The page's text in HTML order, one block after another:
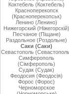
Коктебель (Коктебель)
Красноперекопск
(Красноперекопськ)
Ленино (Ленино)
Нижегорский (Нiжегорскiй)
Песчаное (Пiщане)
Раздольное (Роздольне)
Саки (Саки)
Севастополь
Симферополь
(Сiмферополь)
Судак (Судак)
Феодосия (Феодосiя)
Форос (Форос)
Черноморское